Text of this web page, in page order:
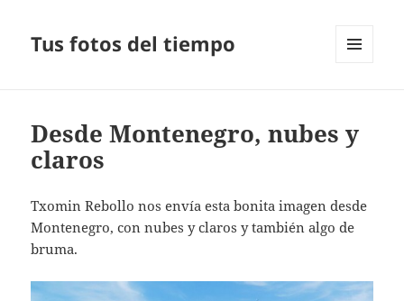
Tus fotos del tiempo
Desde Montenegro, nubes y
claros
Txomin Rebollo nos envía esta bonita imagen desde
Montenegro, con nubes y claros y también algo de
bruma.